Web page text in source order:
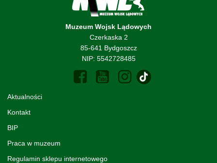
Muzeum Wojsk Lądowych
Czerkaska 2
85-641 Bydgoszcz
NIP: 5542728485
Aktualności
Kontakt
BIP
Praca w muzeum
Regulamin sklepu internetowego